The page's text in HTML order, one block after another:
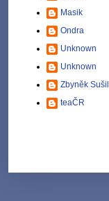
Masik
Ondra
Unknown
Unknown
Zbyněk Sušil
teaČR